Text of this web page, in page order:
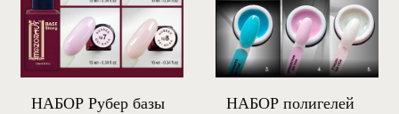
НАБОР Рубер базы
НАБОР полигелей